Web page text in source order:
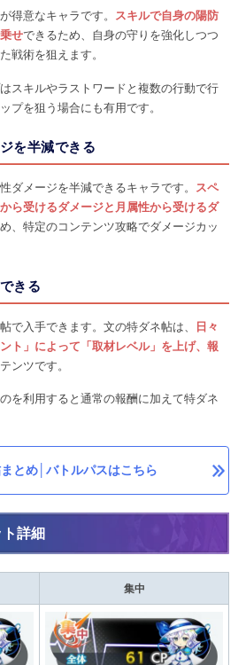
得意なキャラです。 スキルで自身の陽防
せできるため、自身の守りを強化しつつ
戦術を狙えます。
スキルやラストワードと複数の行動で行
プを狙う場合にも有用です。
を半減できる
ダメージを半減できるキャラです。 スペ
ら受けるダメージと月属性から受けるダ
、特定のコンテンツ攻略でダメージカッ
きる
で入手できます。文の特ダネ帖は、
日々
ト」によって「取材レベル」を上げ、報
ンツです。
を利用すると通常の報酬に加えて特ダネ
とめ│バトルパスはこちら
詳細
集中